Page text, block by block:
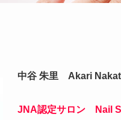
中谷 朱里 Akari
JNA認定サロン Nail